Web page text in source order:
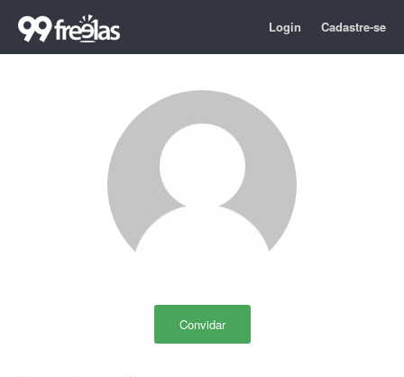
Login Cadastre-se
Convidar